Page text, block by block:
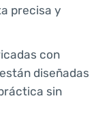
precisa y
con
diseñadas
sin